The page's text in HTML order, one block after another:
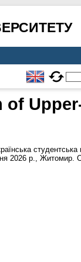
of
студентська
2026 р., Житомир.